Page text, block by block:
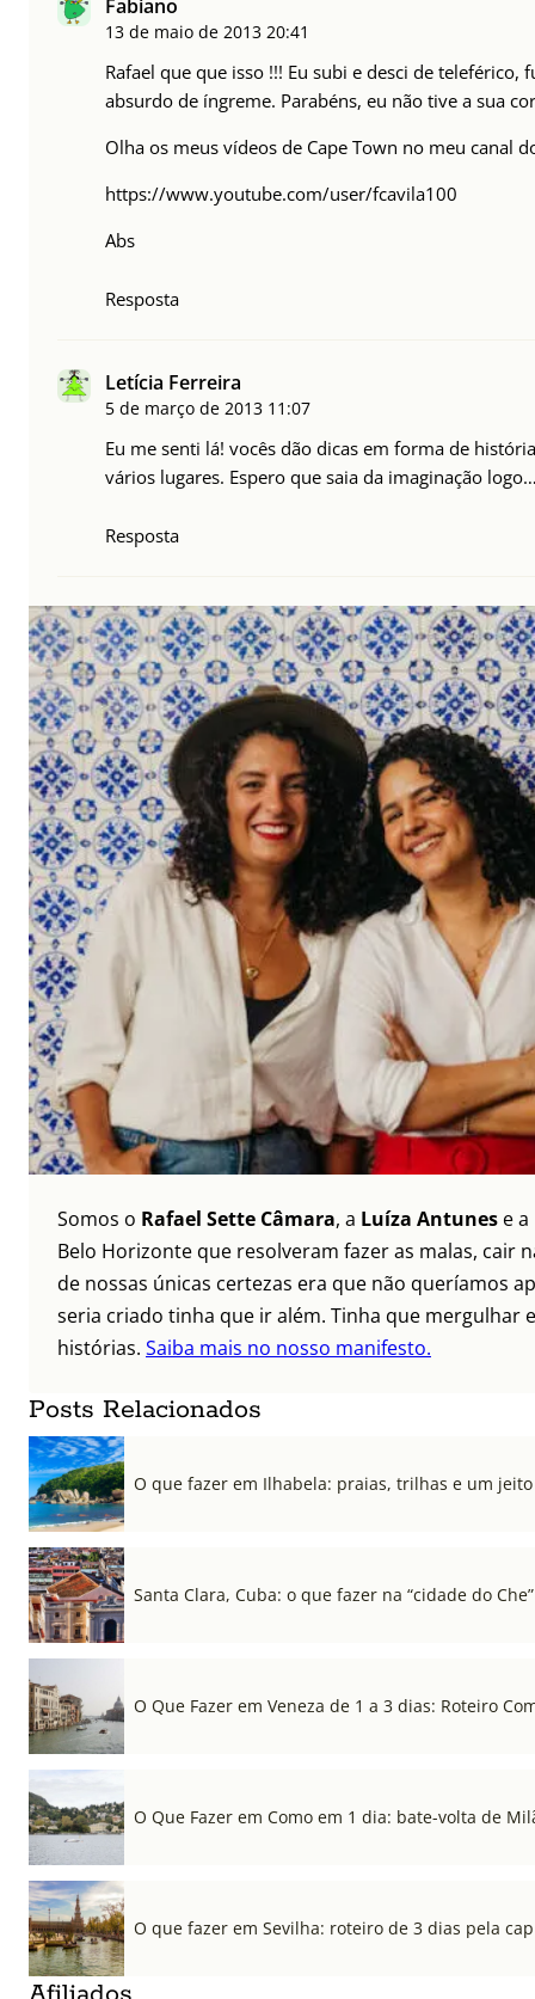
Fabiano
13 de maio de 2013 20:41
Rafael que que isso !!! Eu subi e desci de
absurdo de íngreme. Parabéns, eu não tive a sua
Olha os meus vídeos de Cape Town no meu canal
https://www.youtube.com/user/fcavila100
Abs
Resposta
Letícia Ferreira
5 de março de 2013 11:07
Eu me senti lá! vocês dão dicas em forma de
vários lugares. Espero que saia da imaginação
Resposta
Somos o Rafael Sette Câmara, a Luíza Antunes e a
Belo Horizonte que resolveram fazer as malas, cair
de nossas únicas certezas era que não queríamos
seria criado tinha que ir além. Tinha que mergulhar
histórias. Saiba mais no nosso manifesto.
Posts Relacionados
O que fazer em Ilhabela: praias, trilhas e um
Santa Clara, Cuba: o que fazer na “cidade do Che”
O Que Fazer em Veneza de 1 a 3 dias: Roteiro
O Que Fazer em Como em 1 dia: bate-volta de
O que fazer em Sevilha: roteiro de 3 dias pela